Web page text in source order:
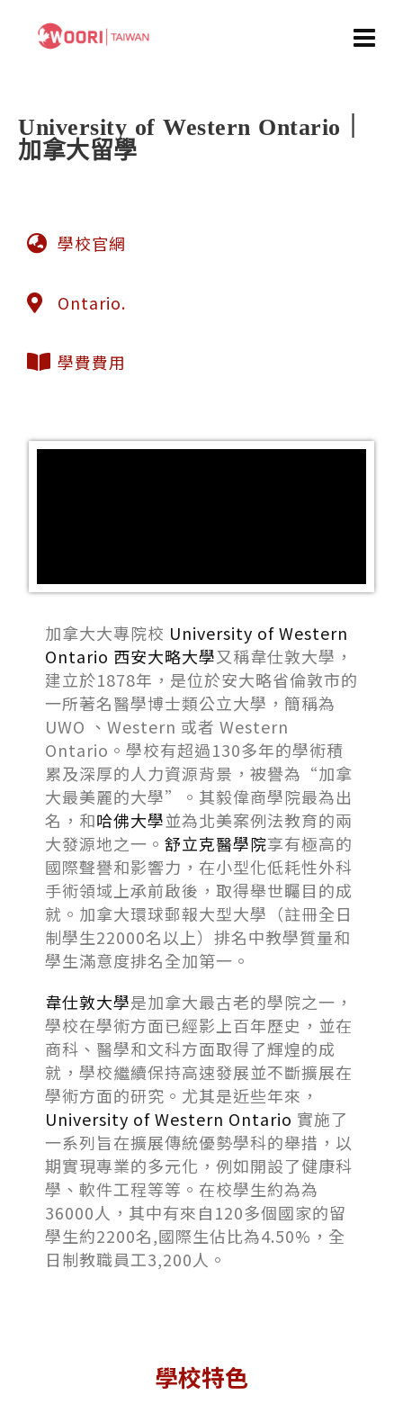
University of Western Ontario｜
加拿大留學
學校官網
Ontario.
學費費用
加拿大大專院校 University of Western
Ontario 西安大略大學又稱韋仕敦大學，
建立於1878年，是位於安大略省倫敦市的
一所著名醫學博士類公立大學，簡稱為
UWO 、Western 或者 Western
Ontario。學校有超過130多年的學術積
累及深厚的人力資源背景，被譽為“加拿
大最美麗的大學”。其毅偉商學院最為出
名，和哈佛大學並為北美案例法教育的兩
大發源地之一。 舒立克醫學院享有極高的
國際聲譽和影響力，在小型化低耗性外科
手術領域上承前啟後，取得舉世矚目的成
就。加拿大環球郵報大型大學（註冊全日
制學生22000名以上）排名中教學質量和
學生滿意度排名全加第一。
韋仕敦大學是加拿大最古老的學院之一，
學校在學術方面已經影上百年歷史，並在
商科、醫學和文科方面取得了輝煌的成
就，學校繼續保持高速發展並不斷擴展在
學術方面的研究。尤其是近些年來，
University of Western Ontario 實施了
一系列旨在擴展傳統優勢學科的舉措，以
期實現專業的多元化，例如開設了健康科
學、軟件工程等等。在校學生約為為
36000人，其中有來自120多個國家的留
學生約2200名,國際生佔比為4.50%，全
日制教職員工3,200人。
學校特色